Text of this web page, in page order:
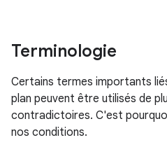
Terminologie
Certains termes importants
plan peuvent être utilisés de
contradictoires. C'est
nos conditions.